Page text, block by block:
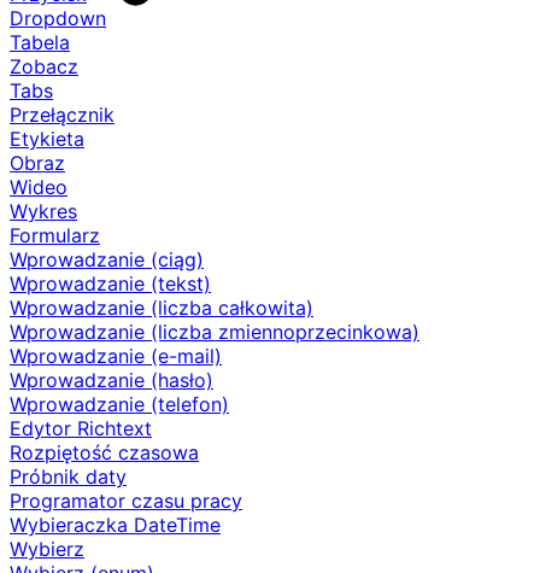
Dropdown
Tabela
Zobacz
Tabs
Przełącznik
Etykieta
Obraz
Wideo
Wykres
Formularz
Wprowadzanie (ciąg)
Wprowadzanie (tekst)
Wprowadzanie (liczba całkowita)
Wprowadzanie (liczba zmiennoprzecinkowa)
Wprowadzanie (e-mail)
Wprowadzanie (hasło)
Wprowadzanie (telefon)
Edytor Richtext
Rozpiętość czasowa
Próbnik daty
Programator czasu pracy
Wybieraczka DateTime
Wybierz